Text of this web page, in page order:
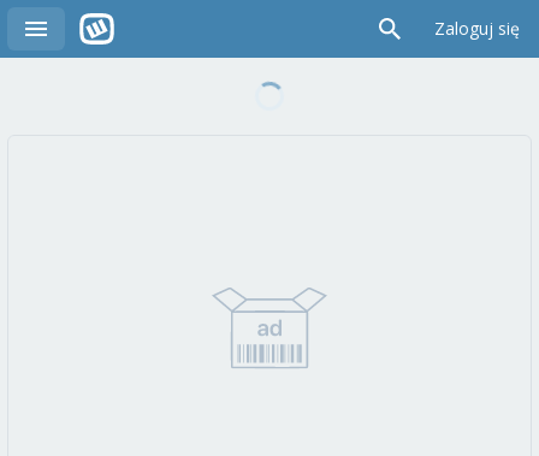
Zaloguj się